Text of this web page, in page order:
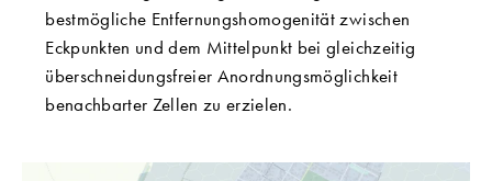
bestmögliche Entfernungshomogenität zwischen
Eckpunkten und dem Mittelpunkt bei gleichzeitig
überschneidungsfreier Anordnungsmöglichkeit
benachbarter Zellen zu erzielen.